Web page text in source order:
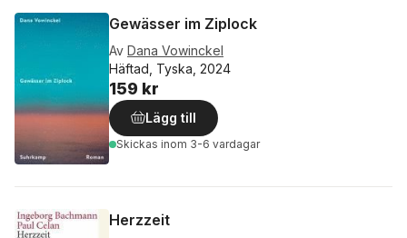
Gewässer im Ziplock
Av Dana Vowinckel
Häftad, Tyska, 2024
159 kr
Lägg till
Skickas inom 3-6 vardagar
Herzzeit